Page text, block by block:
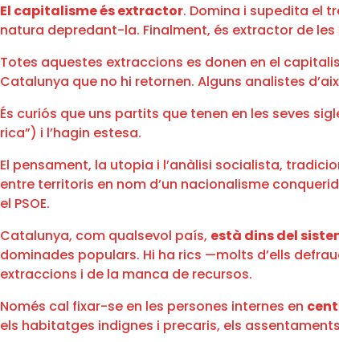
El capitalisme és extractor. Domina i supedita el
natura depredant-la. Finalment, és extractor de les
Totes aquestes extraccions es donen en el
Catalunya que no hi retornen. Alguns analistes
És curiós que uns partits que tenen en les seves
rica”) i l’hagin estesa.
El pensament, la utopia i l’anàlisi socialista,
entre territoris en nom d’un nacionalisme
el PSOE.
Catalunya, com qualsevol país, està dins del
dominades populars. Hi ha rics —molts d’ells
extraccions i de la manca de recursos.
Només cal fixar-se en les persones internes en
els habitatges indignes i precaris, els